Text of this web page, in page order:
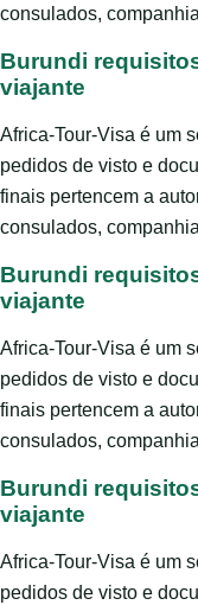
consulados,
Burundi
viajante
Africa-Tour-Visa é um
pedidos de visto e
finais pertencem a
consulados,
Burundi
viajante
Africa-Tour-Visa é um
pedidos de visto e
finais pertencem a
consulados,
Burundi
viajante
Africa-Tour-Visa é um
pedidos de visto e